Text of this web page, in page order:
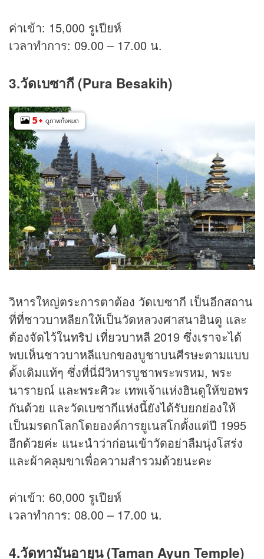
ค่าเข้า: 15,000 รูเปียห์
เวลาทำการ: 09.00 – 17.00 น.
3.วัดเบซากี (Pura Besakih)
5+ ดูภาพทั้งหมด
วิหารใหญ่ตระการตาต้อง วัดเบซากี เป็นอีกสถาน
ที่ที่ชาวบาหลียกให้เป็นวัดหลวงศาสนาฮินดู และ
ต้องจัดไว้ในทริป เที่ยวบาหลี 2019 ซึ่งเราจะได้
พบเห็นชาวบาหลีแบกของบูชาบนศีรษะตามแบบ
ดั้งเดิมแท้ๆ ซึ่งที่นี่มีวิหารบูชาพระพรหม, พระ
นารายณ์ และพระศิวะ เทพเจ้าแห่งฮินดูให้ขอพร
กันด้วย และวัดเบซากีแห่งนี้ยังได้รับยกย่องให้
เป็นมรดกโลกโดยองค์การยูเนสโกตั้งแต่ปี 1995
อีกด้วยค่ะ แนะนำว่าก่อนเข้าวัดอย่าลืมนุ่งโสร่ง
และผ้าคลุมขาเพื่อความสำรวมด้วยนะคะ
ค่าเข้า: 60,000 รูเปียห์
เวลาทำการ: 08.00 – 17.00 น.
4.วัดทามันอายุน (Taman Ayun Temple)